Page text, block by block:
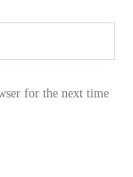
for the next time